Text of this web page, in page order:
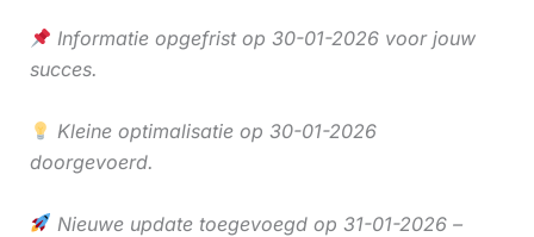
Informatie opgefrist op 30-01-2026 voor jouw
succes.
Kleine optimalisatie op 30-01-2026
doorgevoerd.
Nieuwe update toegevoegd op 31-01-2026 –